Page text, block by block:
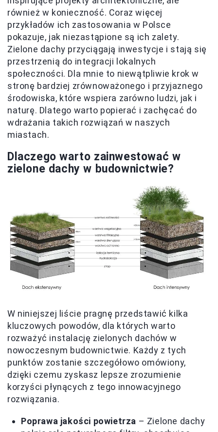
również w konieczność. Coraz więcej
przykładów ich zastosowania w Polsce
pokazuje, jak niezastąpione są ich zalety.
Zielone dachy przyciągają inwestycje i stają się
przestrzenią do integracji lokalnych
społeczności. Dla mnie to niewątpliwie krok w
stronę bardziej zrównoważonego i przyjaznego
środowiska, które wspiera zarówno ludzi, jak i
naturę. Dlatego warto popierać i zachęcać do
wdrażania takich rozwiązań w naszych
miastach.
Dlaczego warto zainwestować w
zielone dachy w budownictwie?
W niniejszej liście pragnę przedstawić kilka
kluczowych powodów, dla których warto
rozważyć instalację zielonych dachów w
nowoczesnym budownictwie. Każdy z tych
punktów zostanie szczegółowo omówiony,
dzięki czemu zyskasz lepsze zrozumienie
korzyści płynących z tego innowacyjnego
rozwiązania.
Poprawa jakości powietrza – Zielone dachy